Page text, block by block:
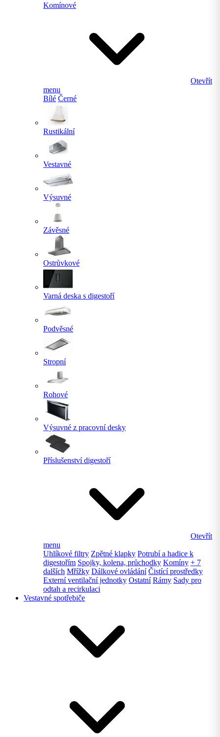
Komínové
Otevřít
menu
Bílé Černé
Rustikální
Vestavné
Výsuvné
Závěsné
Ostrůvkové
Varná deska s digestoří
Podvěsné
Stropní
Rohové
Výsuvné z pracovní desky
Příslušenství digestoří
Otevřít
menu
Uhlíkové filtry Zpětné klapky Potrubí a hadice k
digestořím Spojky, kolena, průchodky Komíny + 7
dalších Mřížky Dálkové ovládání Čistící prostředky
Externí ventilační jednotky Ostatní Rámy Sady pro
odtah a recirkulaci
Vestavné spotřebiče